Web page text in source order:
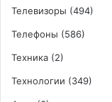
Телевизоры (494)
Телефоны (586)
Техника (2)
Технологии (349)